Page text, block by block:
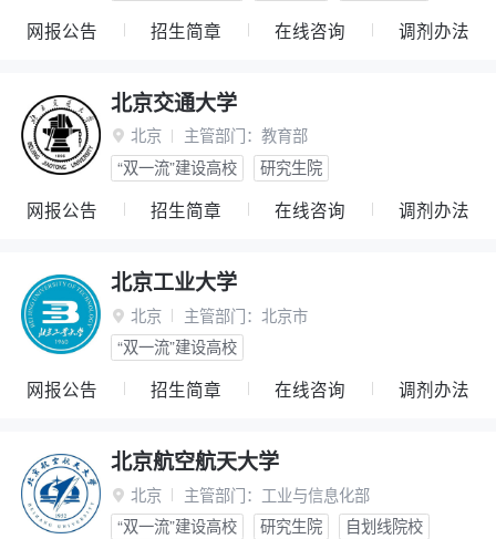
网报公告 招生简章 在线咨询 调剂办法
北京交通大学
 北京 主管部门： 教育部
“双一流”建设高校
研究生院
网报公告 招生简章 在线咨询 调剂办法
北京工业大学
 北京 主管部门： 北京市
“双一流”建设高校
网报公告 招生简章 在线咨询 调剂办法
北京航空航天大学
 北京 主管部门： 工业与信息化部
“双一流”建设高校
研究生院 自划线院校